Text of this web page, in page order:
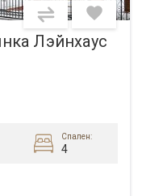
Лэйнхаус
Спален:
4